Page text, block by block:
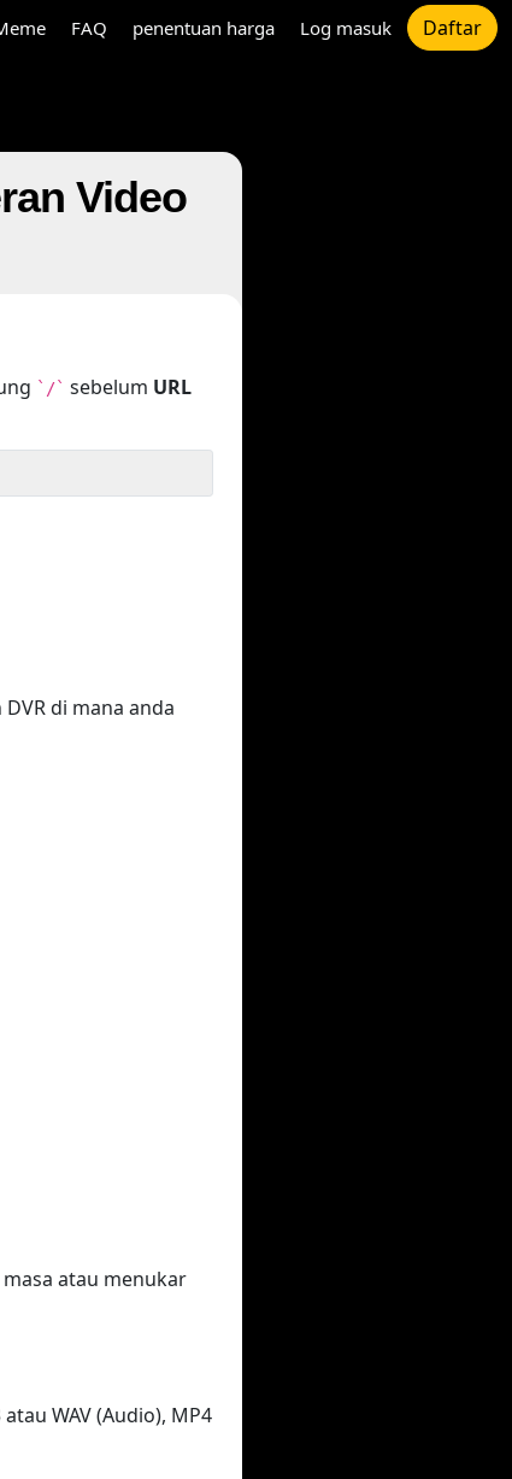
FAQ penentuan harga Log masuk Daftar
Video
`/` sebelum URL
di mana anda
atau menukar
WAV (Audio), MP4